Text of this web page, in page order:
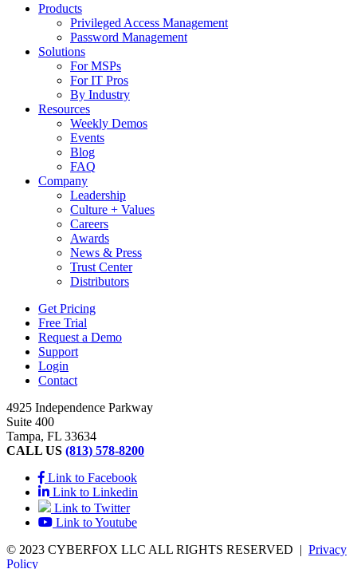
Products
Privileged Access Management
Password Management
Solutions
For MSPs
For IT Pros
By Industry
Resources
Weekly Demos
Events
Blog
FAQ
Company
Leadership
Culture + Values
Careers
Awards
News & Press
Trust Center
Distributors
Get Pricing
Free Trial
Request a Demo
Support
Login
Contact
4925 Independence Parkway
Suite 400
Tampa, FL 33634
CALL US (813) 578-8200
Link to Facebook
Link to Linkedin
Link to Twitter
Link to Youtube
© 2023 CYBERFOX LLC ALL RIGHTS RESERVED | Privacy
Policy